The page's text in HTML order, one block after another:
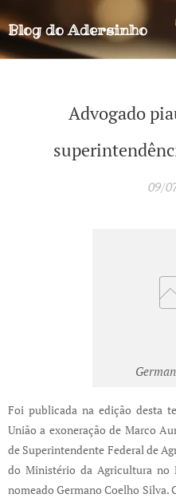
Blog doAdersinho
Advogado
09/
Foi publicada na edição desta
União a exoneração de Marco
de Superintendente Federal de
do Ministério da Agricultura no
nomeado Germano Coelho Silva.